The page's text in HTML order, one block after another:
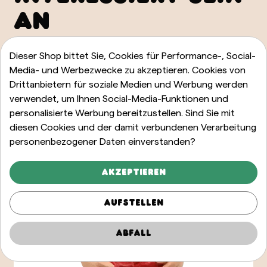
AN
ALLE ANZEIGEN
Dieser Shop bittet Sie, Cookies für Performance-, Social-
Media- und Werbezwecke zu akzeptieren. Cookies von
Drittanbietern für soziale Medien und Werbung werden
verwendet, um Ihnen Social-Media-Funktionen und
personalisierte Werbung bereitzustellen. Sind Sie mit
diesen Cookies und der damit verbundenen Verarbeitung
personenbezogener Daten einverstanden?
Akzeptieren
Aufstellen
Abfall